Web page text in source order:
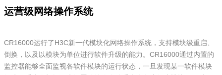
运营级网络操作系统
CR16000运行了H3C新一代模块化网络操作系统，支持模块级重启、
倒换，以及以模块为单位进行软件升级的能力。CR16000通过内置的
监控器能够全面监视各软件模块的运行状态，一旦发现某一软件模块